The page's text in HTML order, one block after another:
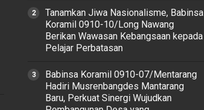
Tanamkan Jiwa Nasionalisme, Babinsa
Koramil 0910-10/Long Nawang
Berikan Wawasan Kebangsaan kepada
Pelajar Perbatasan
Babinsa Koramil 0910-07/Mentarang
Hadiri Musrenbangdes Mantarang
Baru, Perkuat Sinergi Wujudkan